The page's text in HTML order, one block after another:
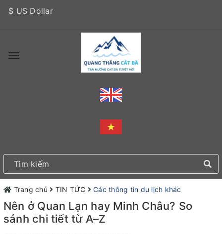
$ US Dollar
Trang chủ TIN TỨC Các thông tin du lịch khác
Nên ở Quan Lạn hay Minh Châu? So
sánh chi tiết từ A–Z